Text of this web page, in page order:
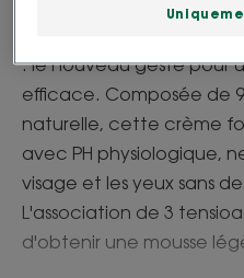
: le nouveau geste pour
efficace. Composée de
naturelle, cette crème
avec PH physiologique,
visage et les yeux sans
L'association de 3
d'obtenir une mousse